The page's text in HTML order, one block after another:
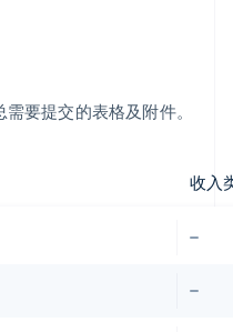
要提交的表格及附件。
收入